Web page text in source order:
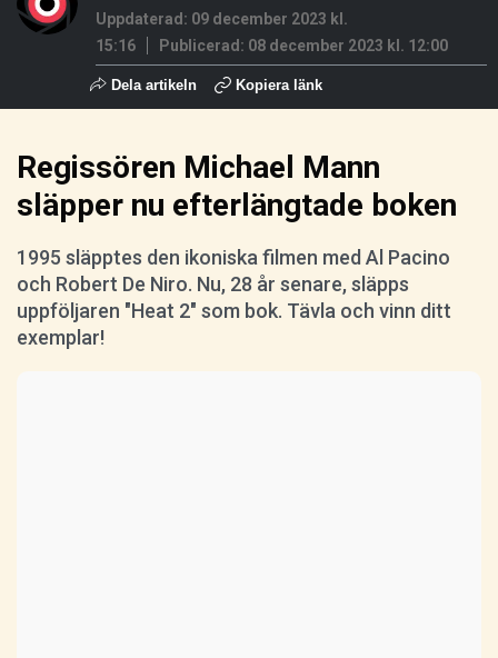
Uppdaterad: 09 december 2023 kl.
15:16
Publicerad: 08 december 2023 kl. 12:00
Dela artikeln Kopiera länk
Regissören Michael Mann
släpper nu efterlängtade boken
1995 släpptes den ikoniska filmen med Al Pacino
och Robert De Niro. Nu, 28 år senare, släpps
uppföljaren "Heat 2" som bok. Tävla och vinn ditt
exemplar!